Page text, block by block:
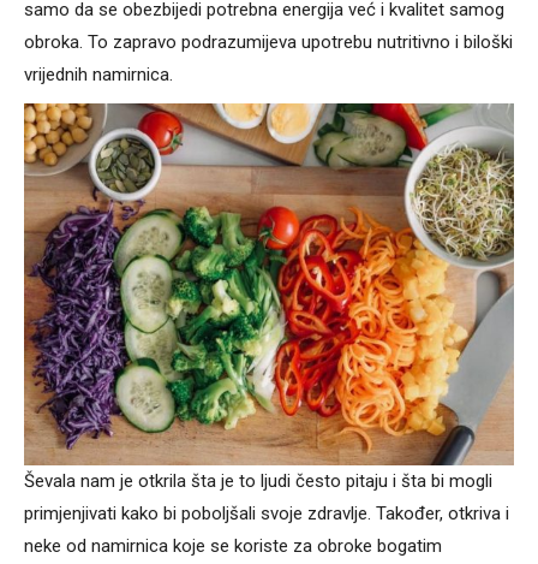
samo da se obezbijedi potrebna energija već i kvalitet samog
obroka. To zapravo podrazumijeva upotrebu nutritivno i biloški
vrijednih namirnica.
Ševala nam je otkrila šta je to ljudi često pitaju i šta bi mogli
primjenjivati kako bi poboljšali svoje zdravlje. Također, otkriva i
neke od namirnica koje se koriste za obroke bogatim